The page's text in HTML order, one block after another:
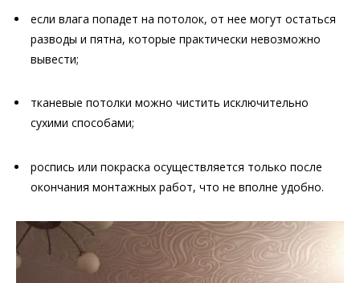
если влага попадет на потолок, от нее могут остаться
разводы и пятна, которые практически невозможно
вывести;
тканевые потолки можно чистить исключительно
сухими способами;
роспись или покраска осуществляется только после
окончания монтажных работ, что не вполне удобно.